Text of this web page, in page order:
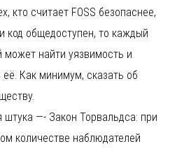
кто считает FOSS безопаснее,
код общедоступен, то каждый
найти уязвимость и
её. Как минимум, сказать об
штука —- Закон Торвальдса: при
количестве наблюдателей